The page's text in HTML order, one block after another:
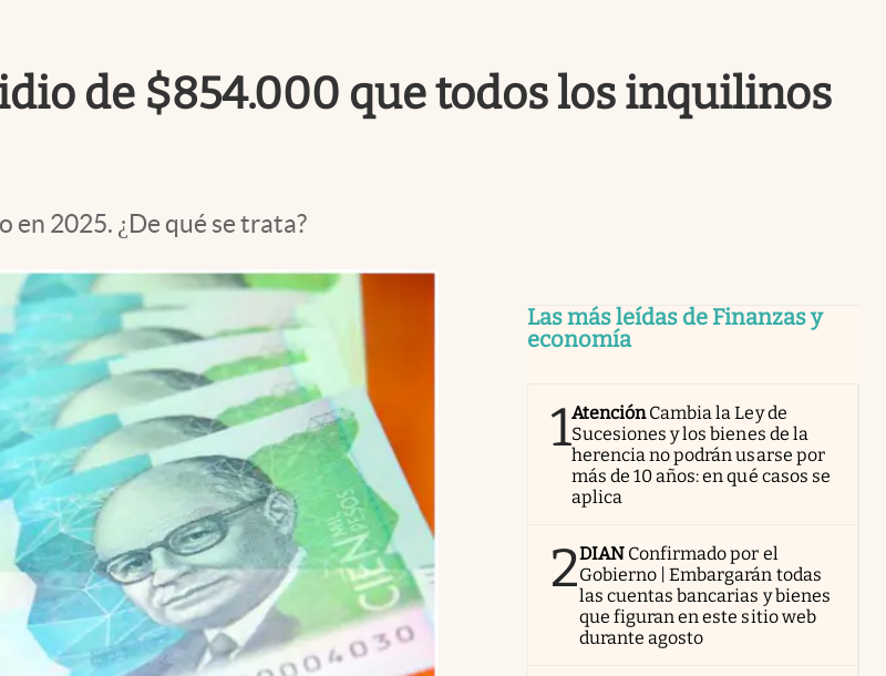
de $854.000 que todos los inquilinos
2025. ¿De qué se trata?
Las más leídas de Finanzas y
economía
1AtenciónCambia la Ley de
Sucesiones y los bienes de la
herencia no podrán usarse por
más de 10 años: en qué casos se
aplica
2DIAN Confirmado por el
Gobierno | Embargarán todas
las cuentas bancarias y bienes
que figuran en este sitio web
durante agosto